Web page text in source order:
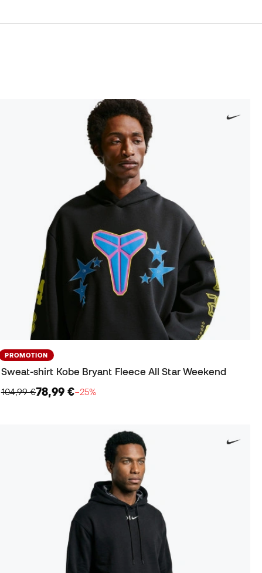
PROMOTION
Sweat-shirt Kobe Bryant Fleece All Star Weekend
104,99 €78,99 €−25%